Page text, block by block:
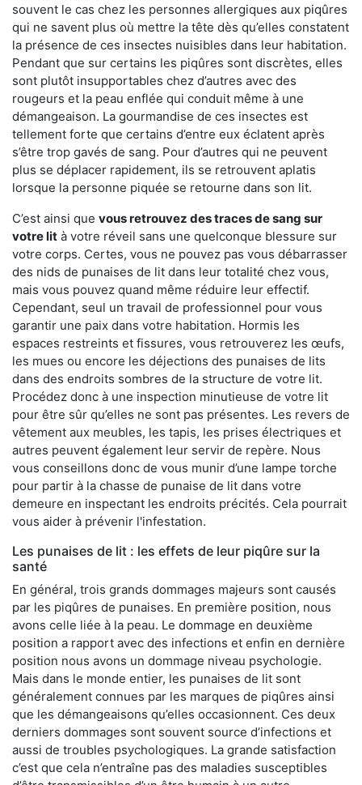
souvent le cas chez les personnes allergiques aux piqûres
qui ne savent plus où mettre la tête dès qu’elles constatent
la présence de ces insectes nuisibles dans leur habitation.
Pendant que sur certains les piqûres sont discrètes, elles
sont plutôt insupportables chez d’autres avec des
rougeurs et la peau enflée qui conduit même à une
démangeaison. La gourmandise de ces insectes est
tellement forte que certains d’entre eux éclatent après
s’être trop gavés de sang. Pour d’autres qui ne peuvent
plus se déplacer rapidement, ils se retrouvent aplatis
lorsque la personne piquée se retourne dans son lit.
C’est ainsi que vous retrouvez des traces de sang sur
votre lit à votre réveil sans une quelconque blessure sur
votre corps. Certes, vous ne pouvez pas vous débarrasser
des nids de punaises de lit dans leur totalité chez vous,
mais vous pouvez quand même réduire leur effectif.
Cependant, seul un travail de professionnel pour vous
garantir une paix dans votre habitation. Hormis les
espaces restreints et fissures, vous retrouverez les œufs,
les mues ou encore les déjections des punaises de lits
dans des endroits sombres de la structure de votre lit.
Procédez donc à une inspection minutieuse de votre lit
pour être sûr qu’elles ne sont pas présentes. Les revers de
vêtement aux meubles, les tapis, les prises électriques et
autres peuvent également leur servir de repère. Nous
vous conseillons donc de vous munir d’une lampe torche
pour partir à la chasse de punaise de lit dans votre
demeure en inspectant les endroits précités. Cela pourrait
vous aider à prévenir l'infestation.
Les punaises de lit : les effets de leur piqûre sur la
santé
En général, trois grands dommages majeurs sont causés
par les piqûres de punaises. En première position, nous
avons celle liée à la peau. Le dommage en deuxième
position a rapport avec des infections et enfin en dernière
position nous avons un dommage niveau psychologie.
Mais dans le monde entier, les punaises de lit sont
généralement connues par les marques de piqûres ainsi
que les démangeaisons qu’elles occasionnent. Ces deux
derniers dommages sont souvent source d’infections et
aussi de troubles psychologiques. La grande satisfaction
c’est que cela n’entraîne pas des maladies susceptibles